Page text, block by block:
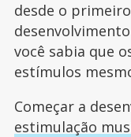
desde o
você sabia que
estímulos
Começar a
estimulação